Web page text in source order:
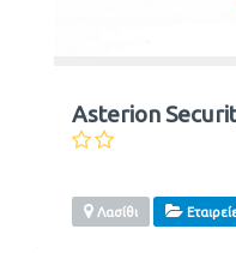
Asterion
Λασίθι